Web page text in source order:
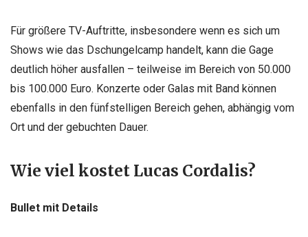
Für größere TV-Auftritte, insbesondere wenn es sich um
Shows wie das Dschungelcamp handelt, kann die Gage
deutlich höher ausfallen – teilweise im Bereich von 50.000
bis 100.000 Euro. Konzerte oder Galas mit Band können
ebenfalls in den fünfstelligen Bereich gehen, abhängig vom
Ort und der gebuchten Dauer.
Wie viel kostet Lucas Cordalis?
Bullet mit Details